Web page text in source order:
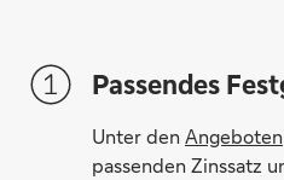
Passendes
Unter den Angeboten
passenden Zinssatz